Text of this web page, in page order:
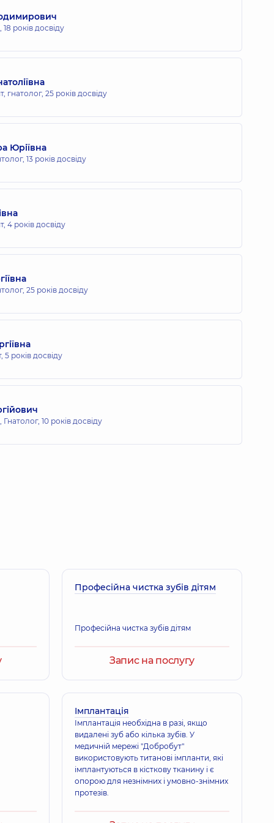
18 років досвіду
гнатолог, 25 років досвіду
Юріївна
13 років досвіду
4 років досвіду
25 років досвіду
5 років досвіду
10 років досвіду
Професійна чистка зубів дітям
Професійна чистка зубів дітям
Запис на послугу
Імплантація
Імплантація необхідна в разі, якщо
видалені зуб або кілька зубів. У
медичній мережі "Добробут"
використовують титанові імпланти, які
імплантуються в кісткову тканину і є
опорою для незнімних і умовно-знімних
протезів.